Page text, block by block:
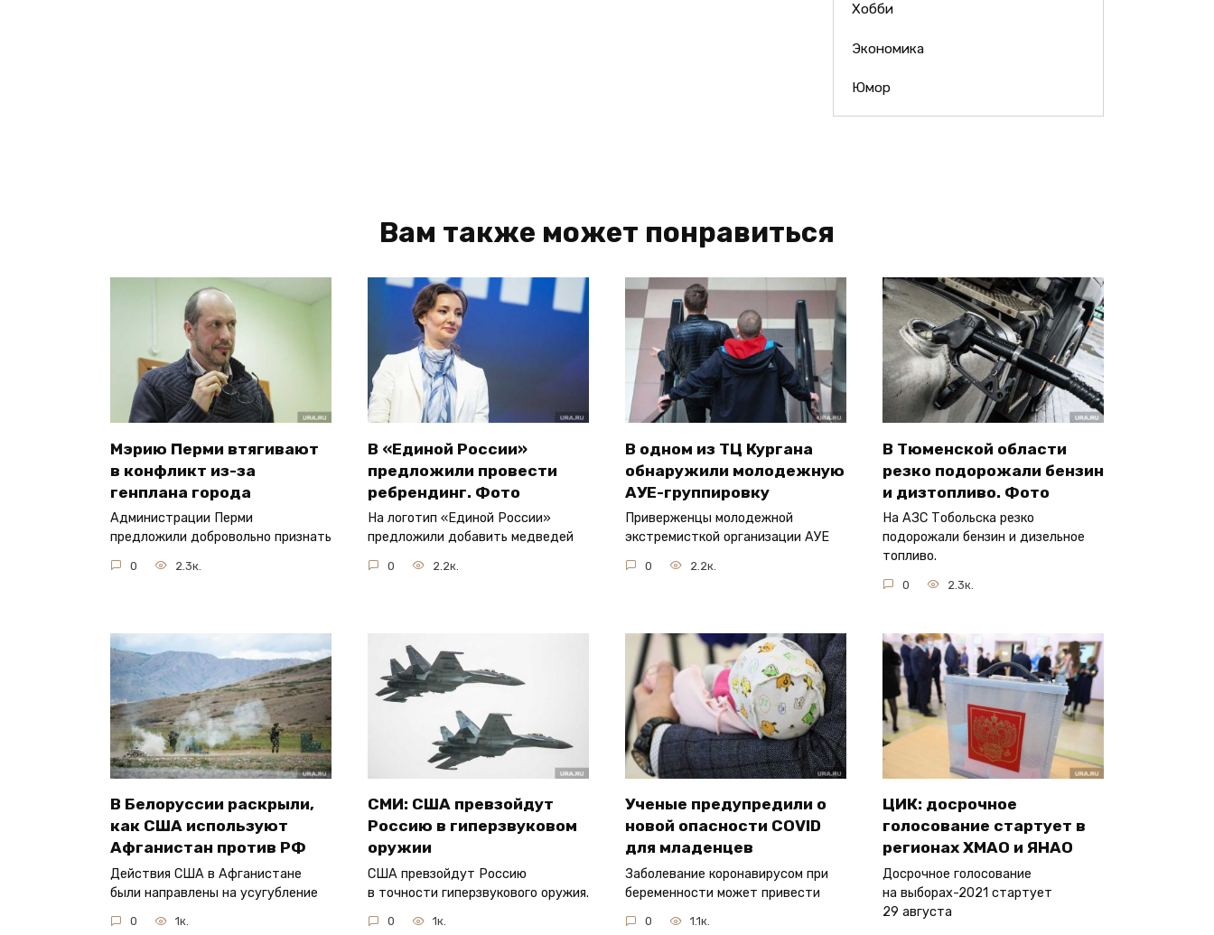
Хобби
Экономика
Юмор
Вам также может понравиться
Мэрию Перми втягивают
в конфликт из-за
генплана города
Администрации Перми
предложили добровольно признать
0 2.3к.
В «Единой России»
предложили провести
ребрендинг. Фото
На логотип «Единой России»
предложили добавить медведей
0 2.2к.
В одном из ТЦ Кургана
обнаружили молодежную
АУЕ-группировку
Приверженцы молодежной
экстремисткой организации АУЕ
0 2.2к.
В Тюменской области
резко подорожали бензин
и дизтопливо. Фото
На АЗС Тобольска резко
подорожали бензин и дизельное
топливо.
0 2.3к.
В Белоруссии раскрыли,
как США используют
Афганистан против РФ
Действия США в Афганистане
были направлены на усугубление
0 1к.
СМИ: США превзойдут
Россию в гиперзвуковом
оружии
США превзойдут Россию
в точности гиперзвукового оружия.
0 1к.
Ученые предупредили о
новой опасности COVID
для младенцев
Заболевание коронавирусом при
беременности может привести
0 1.1к.
ЦИК: досрочное
голосование стартует в
регионах ХМАО и ЯНАО
Досрочное голосование
на выборах-2021 стартует
29 августа